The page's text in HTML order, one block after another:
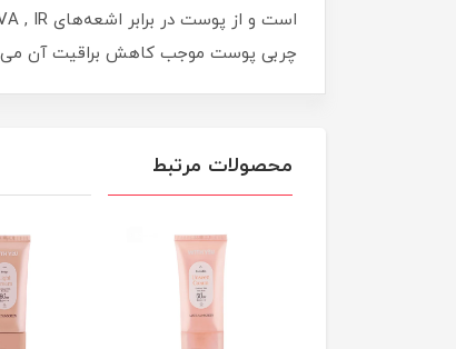
چربی پوست موجب کاهش براقیت آن
محصولات مرتبط